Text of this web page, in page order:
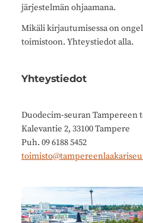
järjestelmän ohjaamana.
Mikäli kirjautumisessa on
toimistoon. Yhteystiedot alla.
Yhteystiedot
Duodecim-seuran Tampereen
Kalevantie 2, 33100 Tampere
Puh. 09 6188 5452